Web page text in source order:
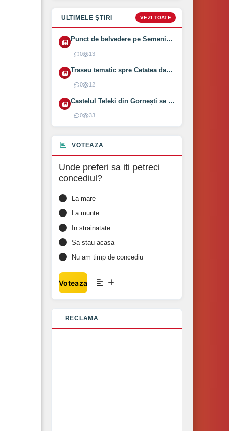
ULTIMELE ȘTIRI VEZI TOATE
Punct de belvedere pe Semenic inaugurat pe 1 August 2026
0 13
Traseu tematic spre Cetatea dacică Bănița deschis (2026)
0 12
Castelul Teleki din Gornești se redeschide pe 1 august 2026
0 33
VOTEAZA
Unde preferi sa iti petreci
concediul?
La mare
La munte
In strainatate
Sa stau acasa
Nu am timp de concediu
Voteaza
RECLAMA